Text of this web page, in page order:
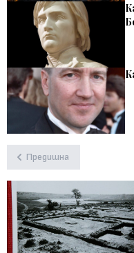
Предишна